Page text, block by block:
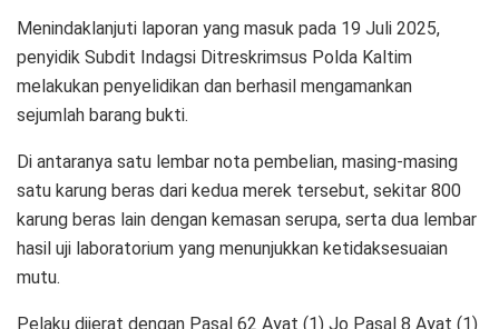
Menindaklanjuti laporan yang masuk pada 19 Juli 2025,
penyidik Subdit Indagsi Ditreskrimsus Polda Kaltim
melakukan penyelidikan dan berhasil mengamankan
sejumlah barang bukti.
Di antaranya satu lembar nota pembelian, masing-masing
satu karung beras dari kedua merek tersebut, sekitar 800
karung beras lain dengan kemasan serupa, serta dua lembar
hasil uji laboratorium yang menunjukkan ketidaksesuaian
mutu.
Pelaku dijerat dengan Pasal 62 Ayat (1) Jo Pasal 8 Ayat (1)